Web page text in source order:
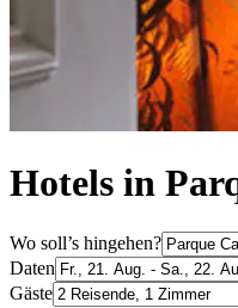
Hotels in
Wo soll’s hingehen?
Daten
Gäste